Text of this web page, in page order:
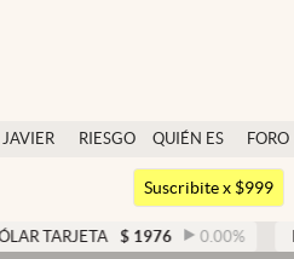
JAVIER
RIESGO
QUIÉN ES
QUIÉN
FORO
Argentina
México
Suscribite x $999
$ 1976 0.00 % DÓLAR MEP